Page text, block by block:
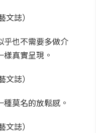
誌）
乎也不需要多做介
真實呈現。
誌）
莫名的放鬆感。
誌）